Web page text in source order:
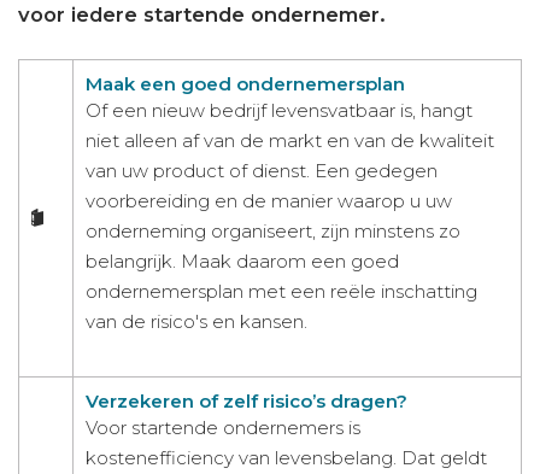
voor iedere startende ondernemer.
Maak een goed ondernemersplan
Of een nieuw bedrijf levensvatbaar is, hangt
niet alleen af van de markt en van de kwaliteit
van uw product of dienst. Een gedegen
voorbereiding en de manier waarop u uw
onderneming organiseert, zijn minstens zo
belangrijk. Maak daarom een goed
ondernemersplan met een reële inschatting
van de risico's en kansen.
Verzekeren of zelf risico’s dragen?
Voor startende ondernemers is
kostenefficiency van levensbelang. Dat geldt